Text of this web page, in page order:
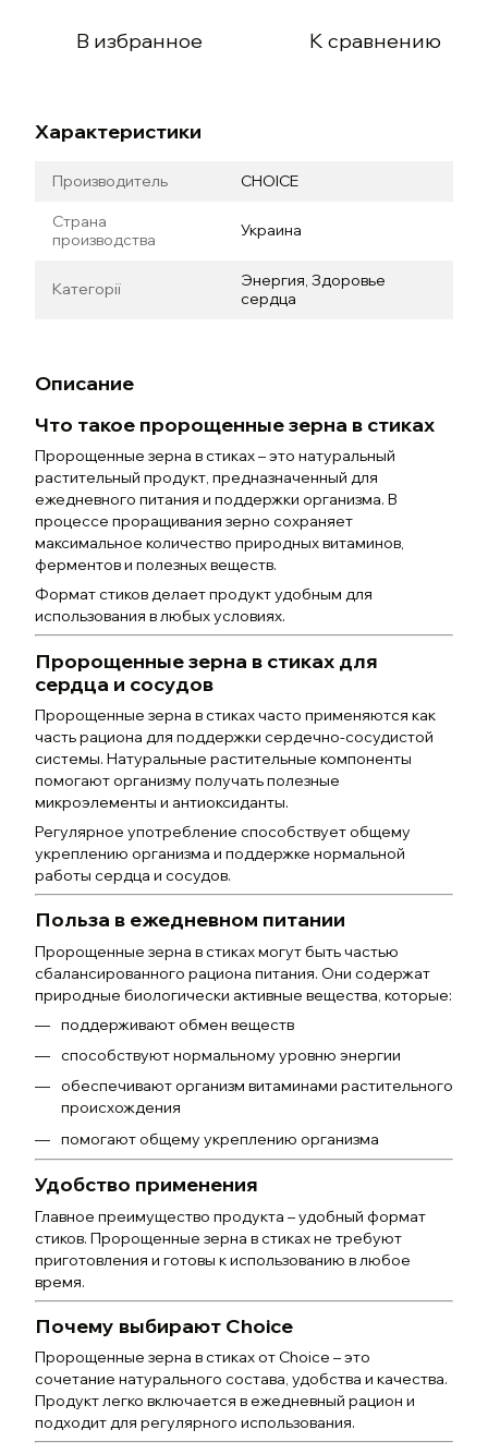
В избранное К сравнению
Характеристики
Производитель CHOICE
Страна
производства
Украина
Категорії Энергия, Здоровье
сердца
Описание
Что такое пророщенные зерна в стиках
Пророщенные зерна в стиках – это натуральный
растительный продукт, предназначенный для
ежедневного питания и поддержки организма. В
процессе проращивания зерно сохраняет
максимальное количество природных витаминов,
ферментов и полезных веществ.
Формат стиков делает продукт удобным для
использования в любых условиях.
Пророщенные зерна в стиках для
сердца и сосудов
Пророщенные зерна в стиках часто применяются как
часть рациона для поддержки сердечно-сосудистой
системы. Натуральные растительные компоненты
помогают организму получать полезные
микроэлементы и антиоксиданты.
Регулярное употребление способствует общему
укреплению организма и поддержке нормальной
работы сердца и сосудов.
Польза в ежедневном питании
Пророщенные зерна в стиках могут быть частью
сбалансированного рациона питания. Они содержат
природные биологически активные вещества, которые:
поддерживают обмен веществ
способствуют нормальному уровню энергии
обеспечивают организм витаминами растительного
происхождения
помогают общему укреплению организма
Удобство применения
Главное преимущество продукта – удобный формат
стиков. Пророщенные зерна в стиках не требуют
приготовления и готовы к использованию в любое
время.
Почему выбирают Choice
Пророщенные зерна в стиках от Choice – это
сочетание натурального состава, удобства и качества.
Продукт легко включается в ежедневный рацион и
подходит для регулярного использования.